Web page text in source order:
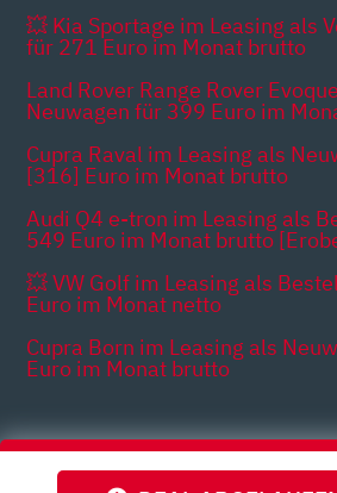
💥 Kia Sportage im Leasing als
für 271 Euro im Monat brutto
Land Rover Range Rover
Neuwagen für 399 Euro im
Cupra Raval im Leasing als
[316] Euro im Monat brutto
Audi Q4 e-tron im Leasing als
549 Euro im Monat brutto
💥 VW Golf im Leasing als
Euro im Monat netto
Cupra Born im Leasing als
Euro im Monat brutto